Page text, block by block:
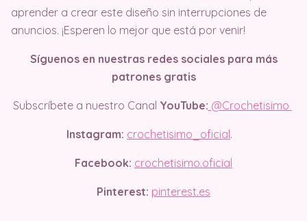
aprender a crear este diseño sin interrupciones de
anuncios. ¡Esperen lo mejor que está por venir!
Síguenos en nuestras redes sociales para más
patrones gratis
Subscríbete a nuestro Canal YouTube: @Crochetisimo
Instagram: crochetisimo_oficial.
Facebook: crochetisimo.oficial
Pinterest: pinterest.es